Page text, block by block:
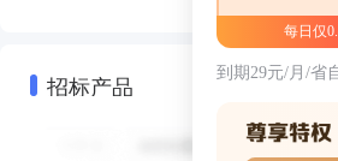
招标产品
每日仅
到期29元/月/省